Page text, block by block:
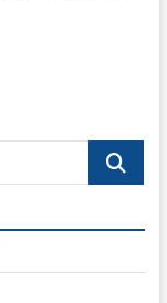
Поиск…